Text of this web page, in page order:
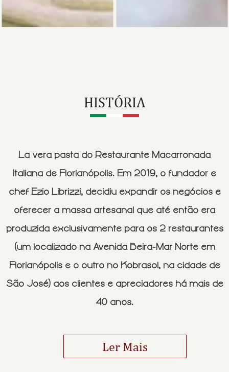
HISTÓRIA
La vera pasta do Restaurante Macarronada
Italiana de Florianópolis. Em 2019, o fundador e
chef Ezio Librizzi, decidiu expandir os negócios e
oferecer a massa artesanal que até então era
produzida exclusivamente para os 2 restaurantes
(um localizado na Avenida Beira-Mar Norte em
Florianópolis e o outro no Kobrasol, na cidade de
São José) aos clientes e apreciadores há mais de
40 anos.
Ler Mais